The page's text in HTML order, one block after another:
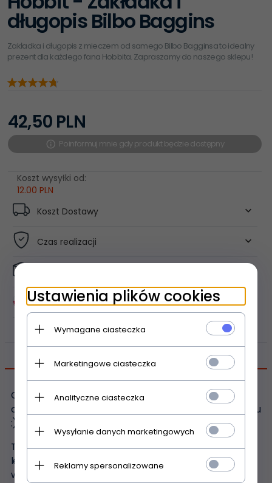
długopis Bilbo Baggins
Zakładka i długopis z mieczem od samego Bilbo Bagginsa to idealny
prezent dla każdego fana Hobbita. Zapraszamy do naszego sklepu!
42,50 PLN
Poinformuj mnie gdy produkt będzie dostępny
Koszt wysyłki od:
12.00 PLN
Koszt Dostawy
Czas realizacji
Dlaczego my?
OPIS PRODUKTU
Chwilowo dostępny tylko opis w języku angielskim - nasi
copywriterzy już pracują nad właściwym opisem produktu
:)
The pen measures approx. 18 cm and the stunning
lenticular bookmark features a 3D image of the great
wizard himself.
Ustawienia plików cookies
Wymagane ciasteczka
Marketingowe ciasteczka
Analityczne ciasteczka
Wysyłanie danych marketingowych
Reklamy spersonalizowane